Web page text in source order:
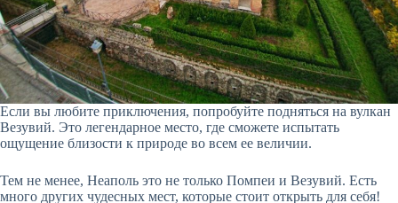
Если вы любите приключения, попробуйте подняться на вулкан
Везувий. Это легендарное место, где сможете испытать
ощущение близости к природе во всем ее величии.
Тем не менее, Неаполь это не только Помпеи и Везувий. Есть
много других чудесных мест, которые стоит открыть для себя!